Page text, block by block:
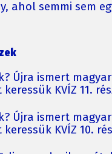
ahol semmi sem
Újra ismert
KVÍZ 11.
Újra ismert
KVÍZ 10.